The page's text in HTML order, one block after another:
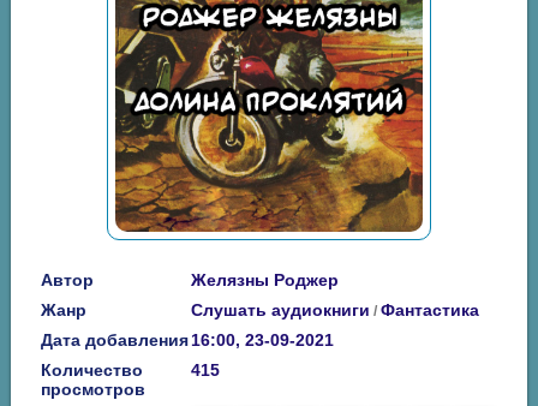
Автор
Желязны Роджер
Жанр
Слушать аудиокниги /Фантастика
Дата добавления16:00, 23-09-2021
Количество
просмотров
415